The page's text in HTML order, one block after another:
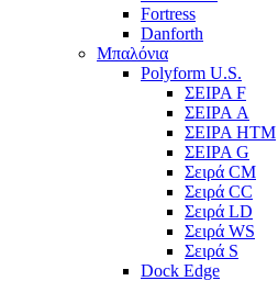
Fortress
Danforth
Μπαλόνια
Polyform U.S.
ΣΕΙΡΑ F
ΣΕΙΡΑ A
ΣΕΙΡΑ HTM
ΣΕΙΡΑ G
Σειρά CM
Σειρά CC
Σειρά LD
Σειρά WS
Σειρά S
Dock Edge